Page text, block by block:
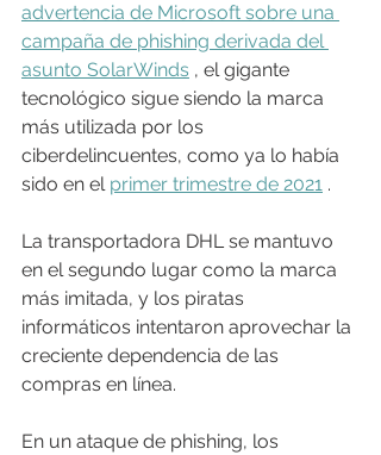
advertencia de Microsoft sobre una
campaña de phishing derivada del
asunto SolarWinds , el gigante
tecnológico sigue siendo la marca
más utilizada por los
ciberdelincuentes, como ya lo había
sido en el primer trimestre de 2021 .
La transportadora DHL se mantuvo
en el segundo lugar como la marca
más imitada, y los piratas
informáticos intentaron aprovechar la
creciente dependencia de las
compras en línea.
En un ataque de phishing, los